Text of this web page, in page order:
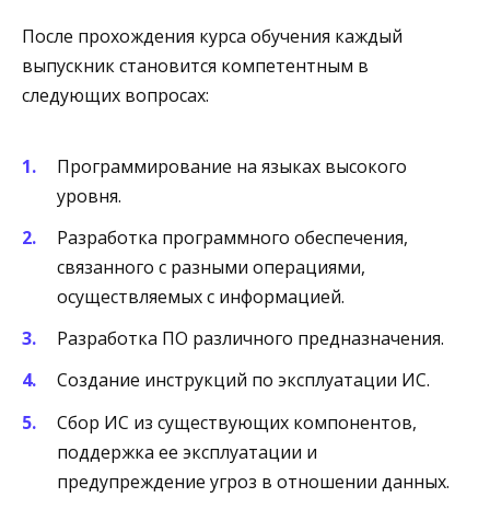
После прохождения курса обучения каждый
выпускник становится компетентным в
следующих вопросах:
Программирование на языках высокого
уровня.
Разработка программного обеспечения,
связанного с разными операциями,
осуществляемых с информацией.
Разработка ПО различного предназначения.
Создание инструкций по эксплуатации ИС.
Сбор ИС из существующих компонентов,
поддержка ее эксплуатации и
предупреждение угроз в отношении данных.